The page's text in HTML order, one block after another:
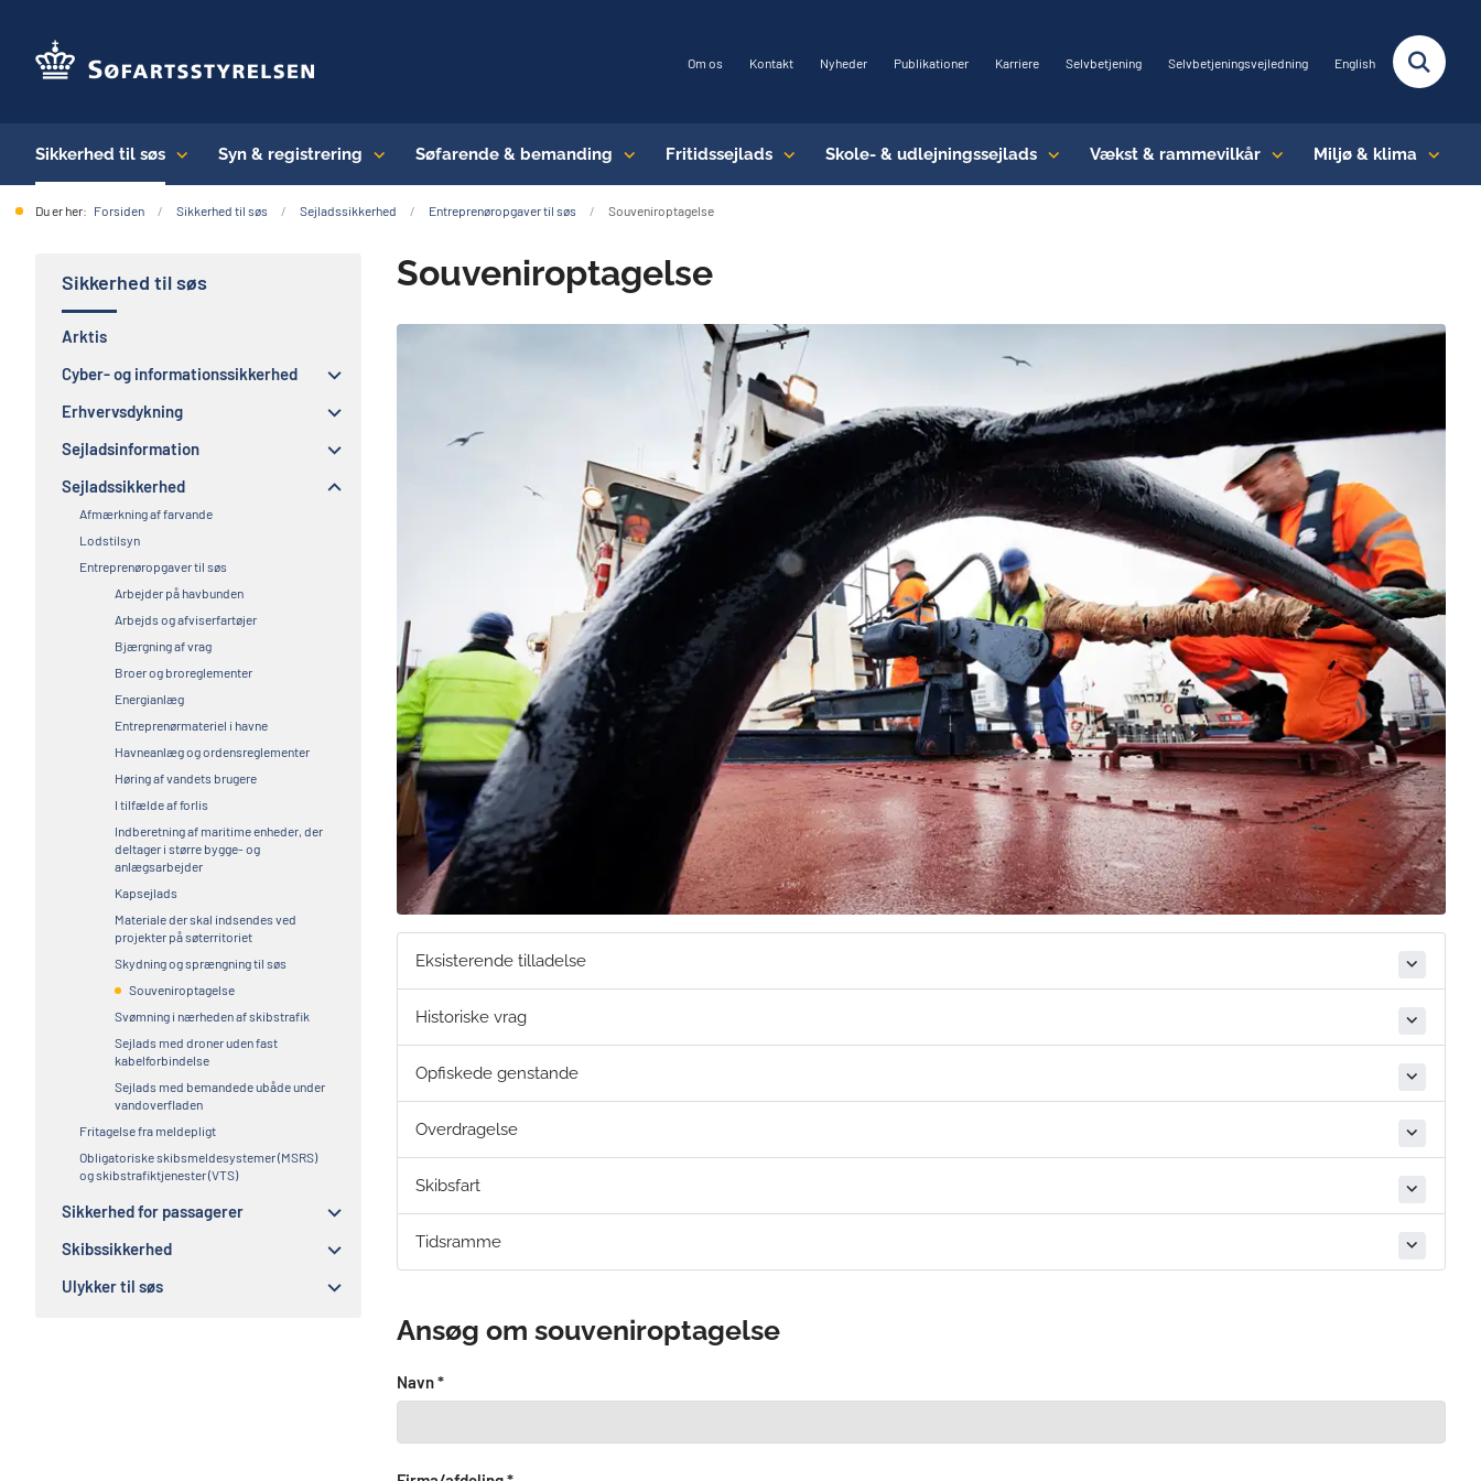
Om os Kontakt Nyheder Publikationer Karriere Selvbetjening Selvbetjeningsvejledning English
Sikkerhed til søs Syn & registrering Søfarende & bemanding Fritidssejlads Skole- & udlejningssejlads Vækst & rammevilkår Miljø & klima
Du er her: Forsiden Sikkerhed til søs Sejladssikkerhed Entreprenøropgaver til søs Souveniroptagelse
Sikkerhed til søs
Arktis
Cyber- og informationssikkerhed
Erhvervsdykning
Sejladsinformation
Sejladssikkerhed
Afmærkning af farvande
Lodstilsyn
Entreprenøropgaver til søs
Arbejder på havbunden
Arbejds og afviserfartøjer
Bjærgning af vrag
Broer og broreglementer
Energianlæg
Entreprenørmateriel i havne
Havneanlæg og ordensreglementer
Høring af vandets brugere
I tilfælde af forlis
Indberetning af maritime enheder, der
deltager i større bygge- og
anlægsarbejder
Kapsejlads
Materiale der skal indsendes ved
projekter på søterritoriet
Skydning og sprængning til søs
Souveniroptagelse
Svømning i nærheden af skibstrafik
Sejlads med droner uden fast
kabelforbindelse
Sejlads med bemandede ubåde under
vandoverfladen
Fritagelse fra meldepligt
Obligatoriske skibsmeldesystemer (MSRS)
og skibstrafiktjenester (VTS)
Sikkerhed for passagerer
Skibssikkerhed
Ulykker til søs
Souveniroptagelse
Eksisterende tilladelse
​​​​Historiske vrag
Opfiskede genstande
Overdragelse
Skibsfart
Tidsramme
Ansøg om souveniroptagelse
Navn *